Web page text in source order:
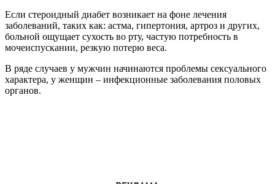
Если стероидный диабет возникает на фоне лечения
заболеваний, таких как: астма, гипертония, артроз и других,
больной ощущает сухость во рту, частую потребность в
мочеиспускании, резкую потерю веса.
В ряде случаев у мужчин начинаются проблемы сексуального
характера, у женщин – инфекционные заболевания половых
органов.